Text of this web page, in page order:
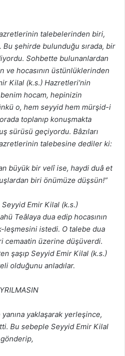
talebelerinden biri,
şehirde bulunduğu sırada, bir
Sohbette bulunanlardan
ve hocasının üstünlüklerinden
Kilal (k.s.) Hazretleri’nin
hocam, hepinizin
o, hem seyyid hem mürşid-i
toplanıp konuşmakta
sürüsü geçiyordu. Bâzıları
talebesine dediler ki:
büyük bir velî ise, haydi duâ et
biri önümüze düşsün!”
Emir Kilal (k.s.)
Teâlaya dua edip hocasının
istedi. O talebe dua
cemaatin üzerine düşüverdi.
şaşıp Seyyid Emir Kilal (k.s.)
olduğunu anladılar.
yanına yaklaşarak yerleşince,
Bu sebeple Seyyid Emir Kilal